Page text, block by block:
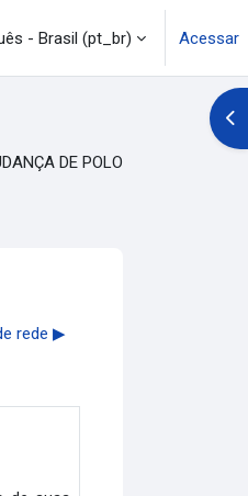
- Brasil ‎(pt_br)‎ Acessar
DE POLO
rede ▶︎